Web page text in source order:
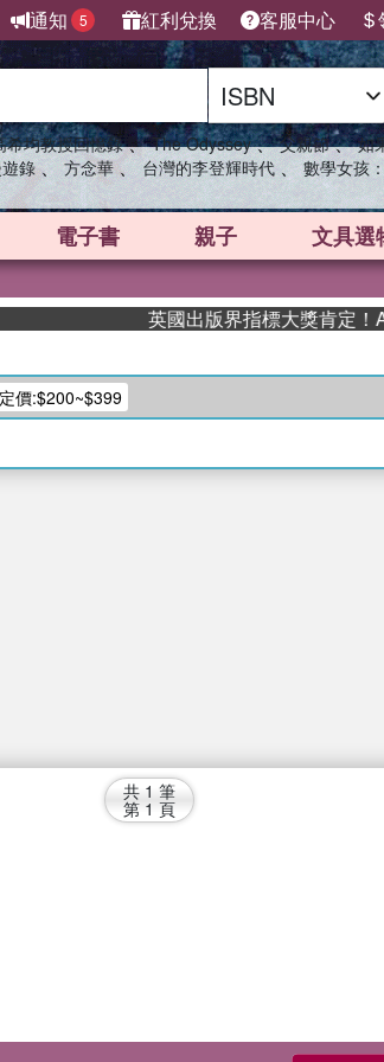
通知 5 紅利兌換 客服中心
希均教授回憶錄 、 The Odyssey 、 父親節 、 如
錄 、 方念華 、 台灣的李登輝時代 、 數學女孩
電子書 親子 文具選
英國出版界指標大獎肯定！
價:$200~$399
共 1 筆
第 1 頁